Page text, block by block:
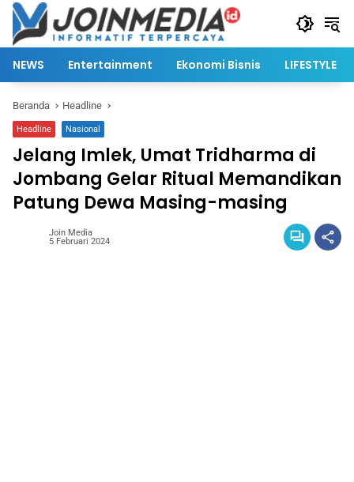
Langsung
konten
NEWS Entertainment Ekonomi Bisnis LIFESTYLE
Beranda Headline
Headline Nasional
Jelang Imlek, Umat Tridharma di
Jombang Gelar Ritual Memandikan
Patung Dewa Masing-masing
Join Media
5 Februari 2024